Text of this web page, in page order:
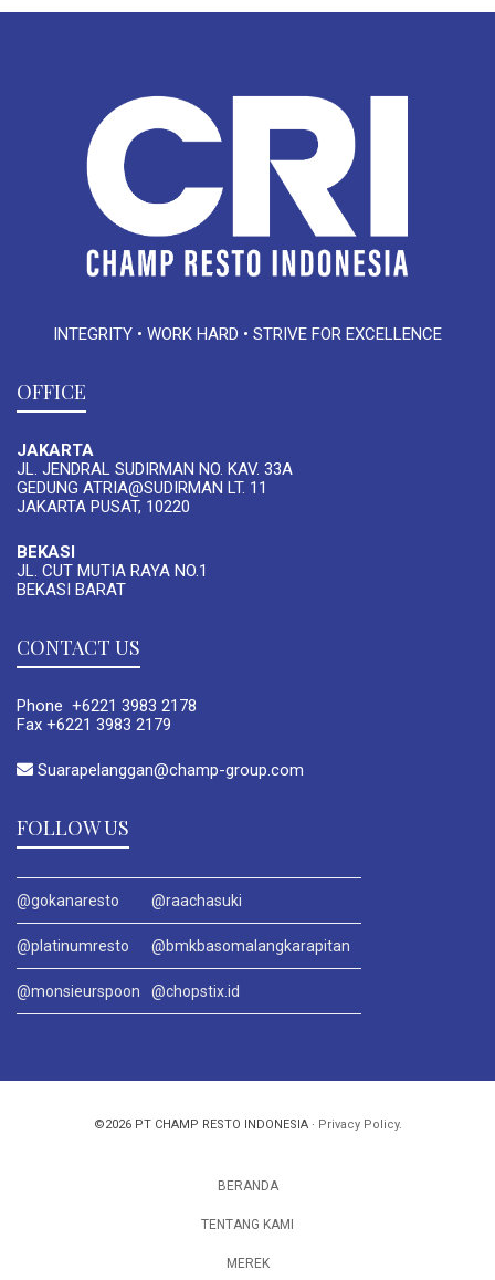
INTEGRITY • WORK HARD • STRIVE FOR EXCELLENCE
OFFICE
JAKARTA
JL. JENDRAL SUDIRMAN NO. KAV. 33A
GEDUNG ATRIA@SUDIRMAN LT. 11
JAKARTA PUSAT, 10220
BEKASI
JL. CUT MUTIA RAYA NO.1
BEKASI BARAT
CONTACT US
Phone +6221 3983 2178
Fax +6221 3983 2179
Suarapelanggan@champ-group.com
FOLLOW US
@gokanaresto @raachasuki
@platinumresto @bmkbasomalangkarapitan
@monsieurspoon @chopstix.id